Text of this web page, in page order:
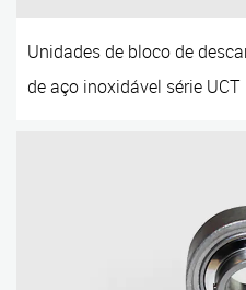
Unidades de bloco de
de aço inoxidável série UCT